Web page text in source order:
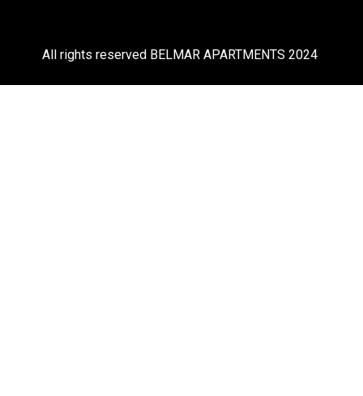
All rights reserved BELMAR APARTMENTS 2024